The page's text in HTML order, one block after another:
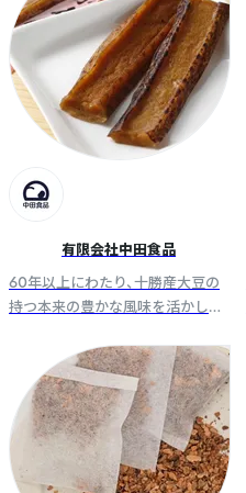
有限会社中田食品
60年以上にわたり、十勝産大豆の
持つ本来の豊かな風味を活かした
た。卸販売では燻製豆腐「とうふく
ん」シリーズなどを販売致します。